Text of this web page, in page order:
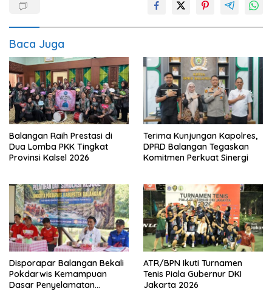
Baca Juga
Balangan Raih Prestasi di
Dua Lomba PKK Tingkat
Provinsi Kalsel 2026
Terima Kunjungan Kapolres,
DPRD Balangan Tegaskan
Komitmen Perkuat Sinergi
Disporapar Balangan Bekali
Pokdarwis Kemampuan
Dasar Penyelamatan
ATR/BPN Ikuti Turnamen
Tenis Piala Gubernur DKI
Jakarta 2026